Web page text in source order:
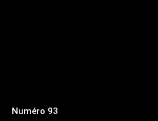
Numéro 93